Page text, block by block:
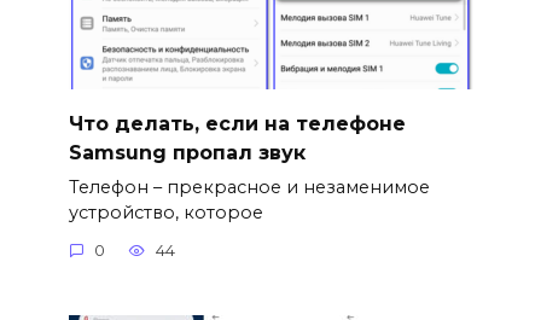
Что делать, если на телефоне
Samsung пропал звук
Телефон – прекрасное и незаменимое
устройство, которое
0 44